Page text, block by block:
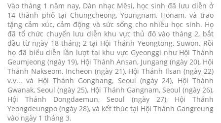
Vào tháng 1 năm nay, Dàn nhạc Mêsi, học sinh đã lưu diễn ở
14 thành phố tại Chungcheong, Youngnam, Honam, và trao
tặng cảm xúc, cảm động và sức sống cho nhiều học sinh. Họ
đã tổ chức chuyến lưu diễn khu vực thủ đô vào tháng 2, bắt
đầu từ ngày 18 tháng 2 tại Hội Thánh Yeongtong, Suwon. Rồi
họ đã biểu diễn lần lượt tại khu vực Gyeonggi như Hội Thánh
Geumjeong (ngày 19), Hội Thánh Ansan, Jungang (ngày 20), Hội
Thánh Nakseom, Incheon (ngày 21), Hội Thánh Ilsan (ngày 22)
v.v... và Hội Thánh Gonghang, Seoul (ngày 24), Hội Thánh
Gwanak, Seoul (ngày 25), Hội Thánh Gangnam, Seoul (ngày 26),
Hội Thánh Dongdaemun, Seoul (ngày 27), Hội Thánh
Yeongdeungpo (ngày 28), và kết thúc tại Hội Thánh Gangreung
vào ngày 1 tháng 3.